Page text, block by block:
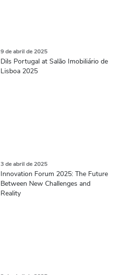
9 de abril de 2025
Dils Portugal at Salão Imobiliário de
Lisboa 2025
3 de abril de 2025
Innovation Forum 2025: The Future
Between New Challenges and
Reality